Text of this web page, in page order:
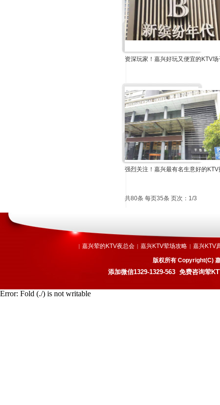
资深玩家！嘉兴好玩又便宜的KTV场
强烈关注！嘉兴最有名生意好的KTV
共80条 每页35条 页次：1/3
| 嘉兴荤的KTV夜总会 | 嘉兴KTV荤场攻略 | 嘉兴KTV
版权所有 Copyright(C)
添加微信1329-1329-563 免费咨询荤
Error: Fold (./) is not writable